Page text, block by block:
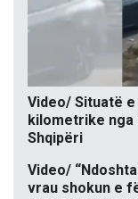
Video/ Situatë
kilometrike nga
Shqipëri
Video/
vrau shokun e